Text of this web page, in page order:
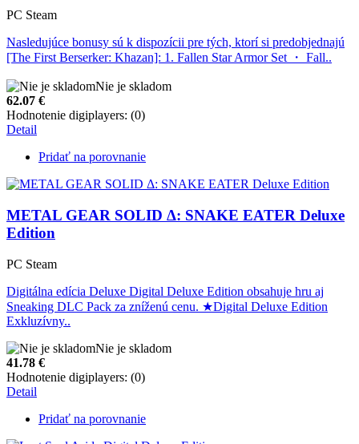
PC Steam
Nasledujúce bonusy sú k dispozícii pre tých, ktorí si predobjednajú
[The First Berserker: Khazan]: 1. Fallen Star Armor Set ・ Fall..
Nie je skladom
62.07 €
Hodnotenie digiplayers: (0)
Detail
Pridať na porovnanie
METAL GEAR SOLID Δ: SNAKE EATER Deluxe
Edition
PC Steam
Digitálna edícia Deluxe Digital Deluxe Edition obsahuje hru aj
Sneaking DLC ​​Pack za zníženú cenu. ★Digital Deluxe Edition
Exkluzívny..
Nie je skladom
41.78 €
Hodnotenie digiplayers: (0)
Detail
Pridať na porovnanie